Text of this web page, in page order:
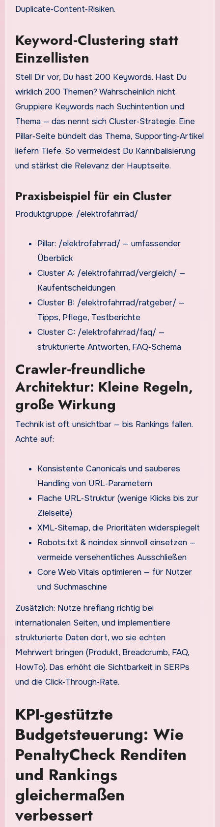
Duplicate‑Content‑Risiken.
Keyword‑Clustering statt
Einzellisten
Stell Dir vor, Du hast 200 Keywords. Hast Du
wirklich 200 Themen? Wahrscheinlich nicht.
Gruppiere Keywords nach Suchintention und
Thema — das nennt sich Cluster‑Strategie. Eine
Pillar‑Seite bündelt das Thema, Supporting‑Artikel
liefern Tiefe. So vermeidest Du Kannibalisierung
und stärkst die Relevanz der Hauptseite.
Praxisbeispiel für ein Cluster
Produktgruppe: /elektrofahrrad/
Pillar: /elektrofahrrad/ — umfassender
Überblick
Cluster A: /elektrofahrrad/vergleich/ —
Kaufentscheidungen
Cluster B: /elektrofahrrad/ratgeber/ —
Tipps, Pflege, Testberichte
Cluster C: /elektrofahrrad/faq/ —
strukturierte Antworten, FAQ‑Schema
Crawler‑freundliche
Architektur: Kleine Regeln,
große Wirkung
Technik ist oft unsichtbar — bis Rankings fallen.
Achte auf:
Konsistente Canonicals und sauberes
Handling von URL‑Parametern
Flache URL‑Struktur (wenige Klicks bis zur
Zielseite)
XML‑Sitemap, die Prioritäten widerspiegelt
Robots.txt & noindex sinnvoll einsetzen —
vermeide versehentliches Ausschließen
Core Web Vitals optimieren — für Nutzer
und Suchmaschine
Zusätzlich: Nutze hreflang richtig bei
internationalen Seiten, und implementiere
strukturierte Daten dort, wo sie echten
Mehrwert bringen (Produkt, Breadcrumb, FAQ,
HowTo). Das erhöht die Sichtbarkeit in SERPs
und die Click‑Through‑Rate.
KPI-gestützte
Budgetsteuerung: Wie
PenaltyCheck Renditen
und Rankings
gleichermaßen
verbessert